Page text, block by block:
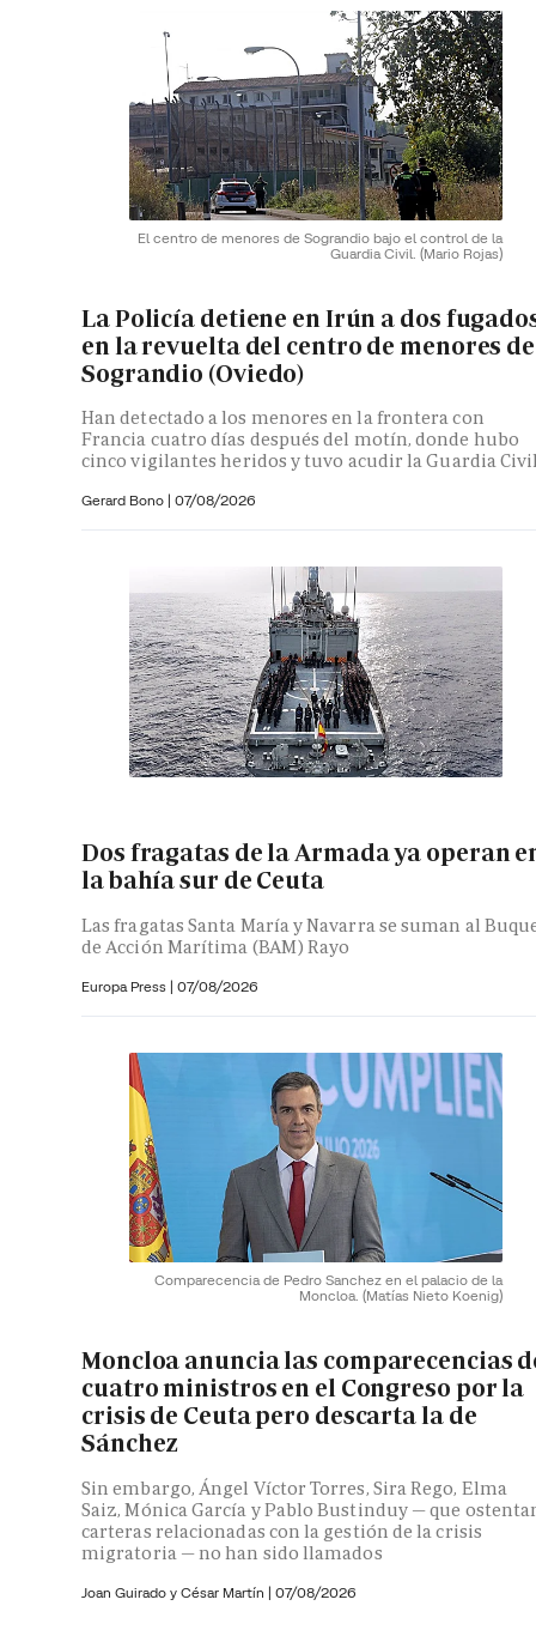
El centro de menores de Sograndio bajo el control de la
Guardia Civil. (Mario Rojas)
La Policía detiene en Irún a dos
en la revuelta del centro de menores de
Sograndio (Oviedo)
Han detectado a los menores en la frontera con
Francia cuatro días después del motín, donde hubo
cinco vigilantes heridos y tuvo acudir la Guardia
Gerard Bono | 07/08/2026
Dos fragatas de la Armada ya operan
la bahía sur de Ceuta
Las fragatas Santa María y Navarra se suman al
de Acción Marítima (BAM) Rayo
Europa Press | 07/08/2026
Comparecencia de Pedro Sanchez en el palacio de la
Moncloa. (Matías Nieto Koenig)
Moncloa anuncia las comparecencias
cuatro ministros en el Congreso por la
crisis de Ceuta pero descarta la de
Sánchez
Sin embargo, Ángel Víctor Torres, Sira Rego, Elma
Saiz, Mónica García y Pablo Bustinduy — que
carteras relacionadas con la gestión de la crisis
migratoria — no han sido llamados
Joan Guirado y César Martín | 07/08/2026